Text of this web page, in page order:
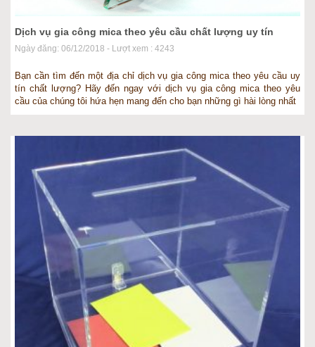
Dịch vụ gia công mica theo yêu cầu chất lượng uy tín
Ngày đăng: 06/12/2018 - Lượt xem : 4243
Bạn cần tìm đến một địa chỉ dịch vụ gia công mica theo yêu cầu uy
tín chất lượng? Hãy đến ngay với dịch vụ gia công mica theo yêu
cầu của chúng tôi hứa hẹn mang đến cho bạn những gì hài lòng nhất